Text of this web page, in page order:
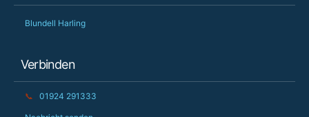
Blundell Harling
Verbinden
📞 01924 291333